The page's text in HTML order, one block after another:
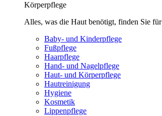
Körperpflege
Alles, was die Haut benötigt, finden Sie
Baby- und Kinderpflege
Fußpflege
Haarpflege
Hand- und Nagelpflege
Haut- und Körperpflege
Hautreinigung
Hygiene
Kosmetik
Lippenpflege